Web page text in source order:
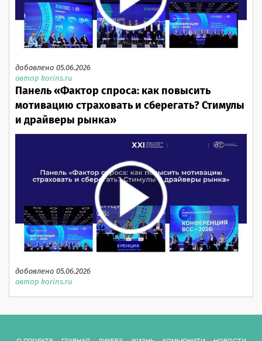
добавлено 05.06.2026
автор korins.ru
Панель «Фактор спроса: как повысить
мотивацию страховать и сберегать? Стимулы
и драйверы рынка»
добавлено 05.06.2026
автор korins.ru